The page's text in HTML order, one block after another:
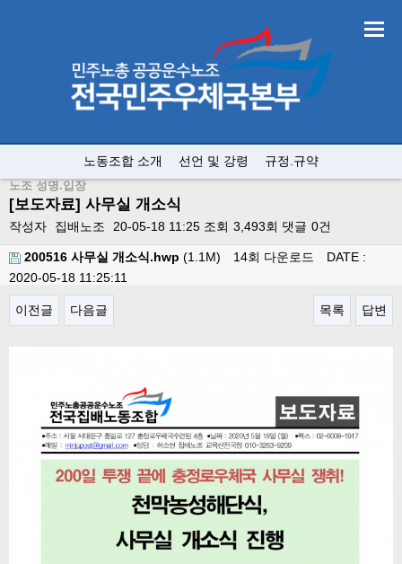
노동조합 소개 선언 및 강령 규정.규약
노조 성명.입장
[보도자료] 사무실 개소식
작성자 집배노조 20-05-18 11:25 조회 3,493회 댓글 0건
200516 사무실 개소식.hwp (1.1M) 14회 다운로드
DATE :
2020-05-18 11:25:11
이전글 다음글 목록 답변